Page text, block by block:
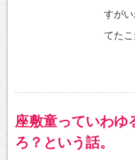
すが
てた
座敷童っていわゆ
ろ？という話。